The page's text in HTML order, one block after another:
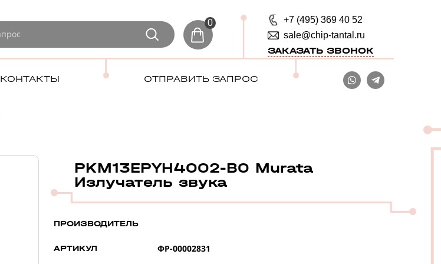
0
+7 (495) 369 40 52
sale@chip-tantal.ru
ЗАКАЗАТЬ ЗВОНОК
КОНТАКТЫ ОТПРАВИТЬ ЗАПРОС
PKM13EPYH4002-B0 Murata
Излучатель звука
ПРОИЗВОДИТЕЛЬ
АРТИКУЛ ФР-00002831